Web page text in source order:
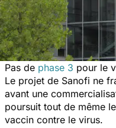
Pas de phase 3 pour le
Le projet de Sanofi ne
avant une
poursuit tout de même
vaccin contre le virus.